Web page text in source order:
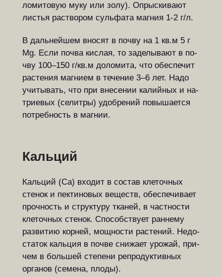
ло­ми­то­вую муку или золу). Оп­рыс­ки­ва­ют
ли­с­тья ра­ство­ром суль­фа­та маг­ния 1-2 г/л.
В дальнейшем вносят в почву на 1 кв.м 5 г
Mg. Если по­чва кис­лая, то за­де­лы­ва­ют в по­
чву 100–150 г/кв.м до­ло­ми­та, что обес­пе­чит
ра­с­те­ния маг­ни­ем в те­че­ние 3–6 лет. Надо
учи­ты­вать, что при вне­се­нии ка­лий­ных и на­
три­е­вых (се­лит­ры) удоб­ре­ний по­вы­ша­ет­ся
по­треб­ность в маг­нии.
Кальций
Кальций (Ca) входит в состав кле­точ­ных
сте­нок и пектиновых веществ, обес­пе­чи­ва­ет
проч­ность и структуру тканей, в ча­с­т­но­сти
клеточных сте­нок. Спо­соб­ству­ет ран­не­му
раз­ви­тию кор­ней, мощ­но­с­ти ра­с­те­ний. Не­до­
ста­ток кальция в почве сни­жа­ет урожай, при­
чем в боль­шей степени реп­ро­дук­тив­ных
органов (семена, пло­ды).